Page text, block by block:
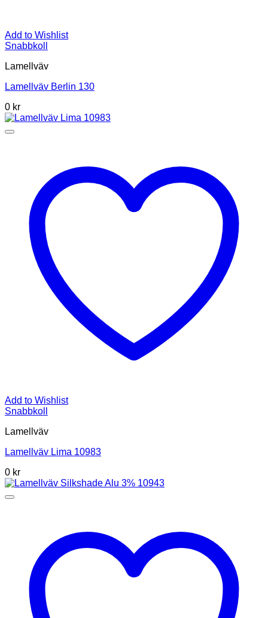
Add to Wishlist
Snabbkoll
Lamellväv
Lamellväv Berlin 130
0 kr
Add to Wishlist
Snabbkoll
Lamellväv
Lamellväv Lima 10983
0 kr